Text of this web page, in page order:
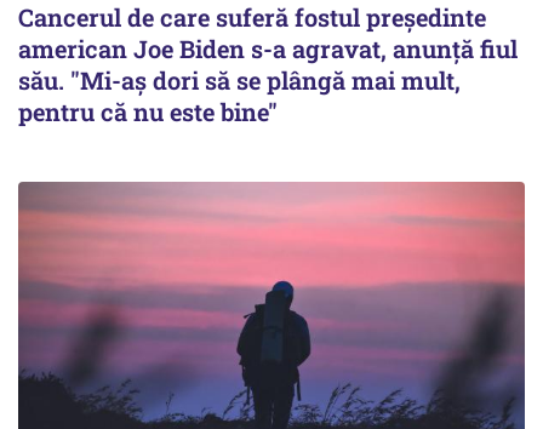
Cancerul de care suferă fostul preşedinte
american Joe Biden s-a agravat, anunță fiul
său. "Mi-aș dori să se plângă mai mult,
pentru că nu este bine"